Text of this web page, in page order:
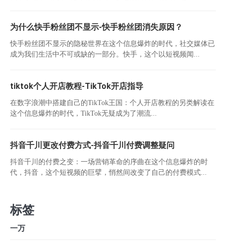
为什么快手粉丝团不显示-快手粉丝团消失原因？
快手粉丝团不显示的隐秘世界在这个信息爆炸的时代，社交媒体已
成为我们生活中不可或缺的一部分。快手，这个以短视频闻...
tiktok个人开店教程-TikTok开店指导
在数字浪潮中搭建自己的TikTok王国：个人开店教程的另类解读在
这个信息爆炸的时代，TikTok无疑成为了潮流...
抖音千川更改付费方式-抖音千川付费调整疑问
抖音千川的付费之变：一场营销革命的序曲在这个信息爆炸的时
代，抖音，这个短视频的巨擘，悄然间改变了自己的付费模式...
标签
一万